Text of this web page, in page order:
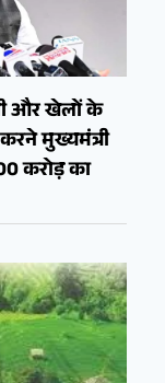
और खेलों के
मुख्यमंत्री
करोड़ का